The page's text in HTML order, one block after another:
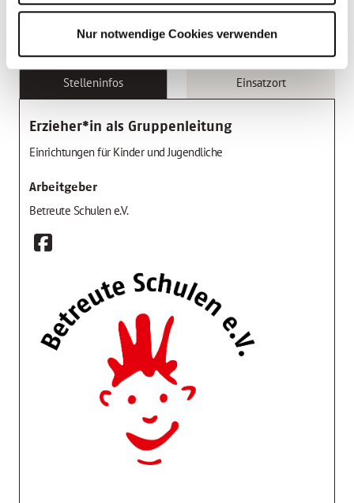
Nur notwendige Cookies verwenden
Regenerationstage
Stelleninfos Einsatzort
Erzieher*in als Gruppenleitung
Einrichtungen für Kinder und Jugendliche
Arbeitgeber
Betreute Schulen e.V.